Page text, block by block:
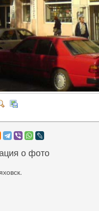
о фото